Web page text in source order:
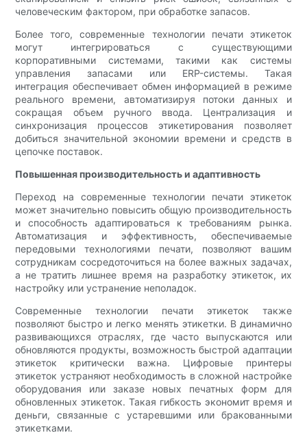
человеческим фактором, при обработке запасов.
Более того, современные технологии печати этикеток
могут интегрироваться с существующими
корпоративными системами, такими как системы
управления запасами или ERP-системы. Такая
интеграция обеспечивает обмен информацией в режиме
реального времени, автоматизируя потоки данных и
сокращая объем ручного ввода. Централизация и
синхронизация процессов этикетирования позволяет
добиться значительной экономии времени и средств в
цепочке поставок.
Повышенная производительность и адаптивность
Переход на современные технологии печати этикеток
может значительно повысить общую производительность
и способность адаптироваться к требованиям рынка.
Автоматизация и эффективность, обеспечиваемые
передовыми технологиями печати, позволяют вашим
сотрудникам сосредоточиться на более важных задачах,
а не тратить лишнее время на разработку этикеток, их
настройку или устранение неполадок.
Современные технологии печати этикеток также
позволяют быстро и легко менять этикетки. В динамично
развивающихся отраслях, где часто выпускаются или
обновляются продукты, возможность быстрой адаптации
этикеток критически важна. Цифровые принтеры
этикеток устраняют необходимость в сложной настройке
оборудования или заказе новых печатных форм для
обновленных этикеток. Такая гибкость экономит время и
деньги, связанные с устаревшими или бракованными
этикетками.